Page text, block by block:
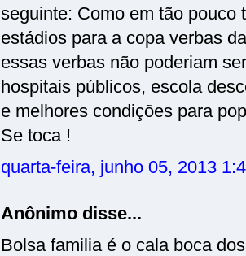
seguinte: Como em tão pouco
estádios para a copa verbas
essas verbas não poderiam
hospitais públicos, escola
e melhores condições para
Se toca !
quarta-feira, junho 05, 2013
Anônimo disse...
Bolsa familia é o cala boca